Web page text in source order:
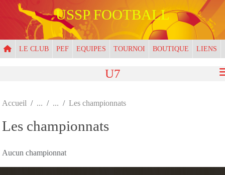
USSP FOOTBALL
LE CLUB PEF EQUIPES TOURNOI BOUTIQUE LIENS
U7
Accueil Les championnats
Les championnats
Aucun championnat
Panneau de gestion des cookies